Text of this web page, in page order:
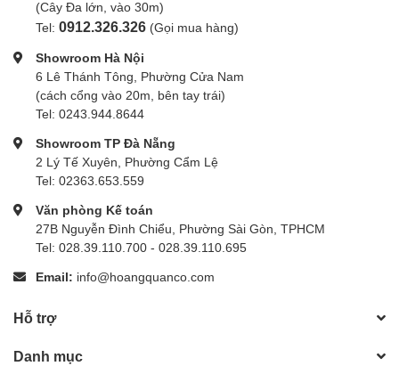
(Cây Đa lớn, vào 30m)
Tel: 0912.326.326 (Gọi mua hàng)
Showroom Hà Nội
6 Lê Thánh Tông, Phường Cửa Nam
(cách cổng vào 20m, bên tay trái)
Tel: 0243.944.8644
Showroom TP Đà Nẵng
2 Lý Tế Xuyên, Phường Cẩm Lệ
Tel: 02363.653.559
Văn phòng Kế toán
27B Nguyễn Đình Chiểu, Phường Sài Gòn, TPHCM
Tel: 028.39.110.700 - 028.39.110.695
Email: info@hoangquanco.com
Hỗ trợ
Danh mục